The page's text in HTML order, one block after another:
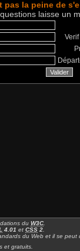
pas la peine de
laisse un
du W3C.
4.01 et CSS 2
du Web et il se
et gratuits.